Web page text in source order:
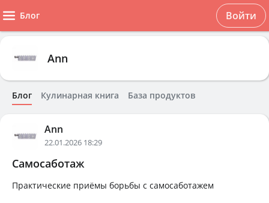
Блог Войти
Ann
Блог Кулинарная книга База продуктов
Ann
22.01.2026 18:29
Самосаботаж
Практические приёмы борьбы с самосаботажем